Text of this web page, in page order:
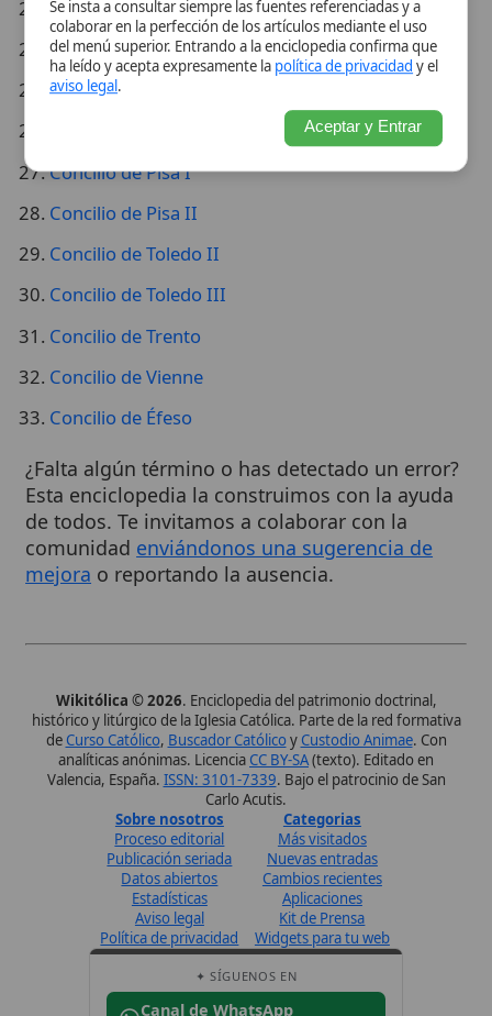
Concilio de Pisa I
Concilio de Pisa II
Concilio de Toledo II
Concilio de Trento
Concilio de Vienne
Concilio de Éfeso
¿Falta algún término o has detectado un error?
de todos. Te invitamos a colaborar con la
comunidad enviándonos una sugerencia de
mejorao reportando la ausencia.
Wikitólica © 2026. Enciclopedia del patrimonio doctrinal,
histórico y litúrgico de la Iglesia Católica. Parte de la red formativa
deCurso Católico,Buscador Católico yCustodio Animae. Con
analíticas anónimas. LicenciaCC BY-SA(texto). Editado en
Valencia, España.ISSN: 3101-7339. Bajo el patrocinio de San
Publicación seriada
Aviso legal
Política de privacidad
Nuevas entradas
Kit de Prensa
Widgets para tu web
✦ SÍGUENOS EN
Canal de WhatsApp
Únete · publicación regular
Perfil de Instagram
Síguenos · @wikitolica